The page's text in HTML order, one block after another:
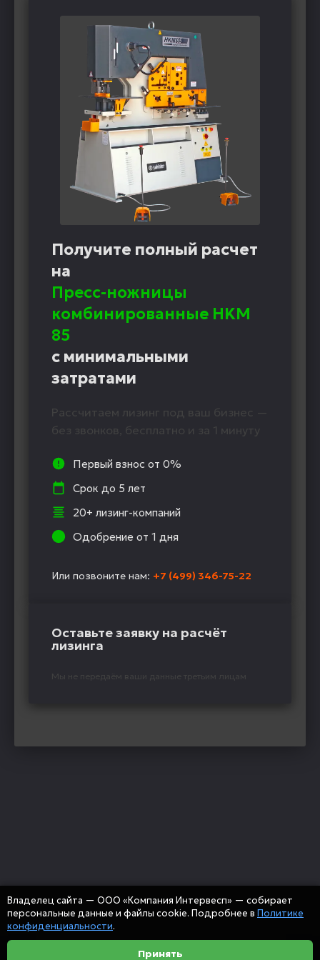
Получите полный расчет
на
Пресс-ножницы
комбинированные HKM
85
с минимальными
затратами
Рассчитаем лизинг под ваш бизнес —
без звонков, бесплатно и за 1 минуту
Первый взнос от 0%
Срок до 5 лет
20+ лизинг-компаний
Одобрение от 1 дня
Или позвоните нам: +7 (499) 346-75-22
Оставьте заявку на расчёт
лизинга
Мы не передаём ваши данные третьим лицам
Владелец сайта — ООО «Компания Интервесп» — собирает
персональные данные и файлы cookie. Подробнее в Политике
конфиденциальности.
Принять